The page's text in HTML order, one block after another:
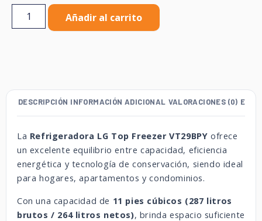
Añadir al carrito
DESCRIPCIÓN INFORMACIÓN ADICIONAL VALORACIONES (0)
La Refrigeradora LG Top Freezer VT29BPY ofrece
un excelente equilibrio entre capacidad, eficiencia
energética y tecnología de conservación, siendo ideal
para hogares, apartamentos y condominios.
Con una capacidad de 11 pies cúbicos (287 litros
brutos / 264 litros netos), brinda espacio suficiente